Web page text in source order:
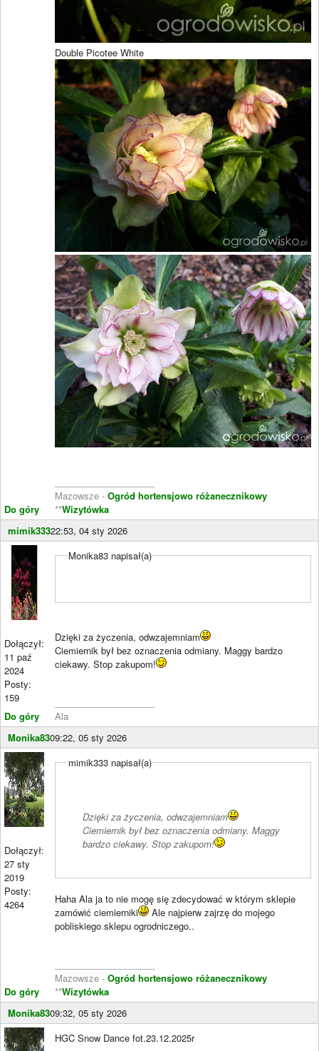
Do góry
Double Picotee White
Mazowsze - Ogród hortensjowo różanecznikowy
**Wizytówka
mimik33322:53, 04 sty 2026
Dołączył:
11 paź
2024
Posty:
159
Do góry
Monika83 napisał(a)
Dzięki za życzenia, odwzajemniam
Ciemiernik był bez oznaczenia odmiany. Maggy bardzo
ciekawy. Stop zakupom!
Ala
Monika8309:22, 05 sty 2026
Dołączył:
27 sty
2019
Posty:
4264
Do góry
mimik333 napisał(a)
Dzięki za życzenia, odwzajemniam
Ciemiernik był bez oznaczenia odmiany. Maggy
bardzo ciekawy. Stop zakupom!
Haha Ala ja to nie mogę się zdecydować w którym sklepie
zamówić ciemierniki
Ale najpierw zajrzę do mojego
pobliskiego sklepu ogrodniczego..
Mazowsze - Ogród hortensjowo różanecznikowy
**Wizytówka
Monika8309:32, 05 sty 2026
HGC Snow Dance fot.23.12.2025r